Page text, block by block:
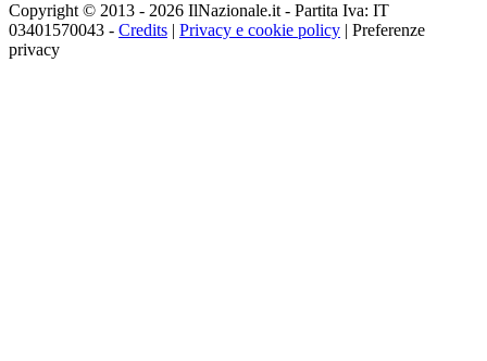
Copyright © 2013 - 2026 IlNazionale.it - Partita Iva: IT
03401570043 - Credits | Privacy e cookie policy | Preferenze
privacy